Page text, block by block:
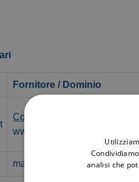
Fornitore / Dominio
CookieScript
www.marinayachtingcefalu.it
marinayachtingcefalu.it
analisi che